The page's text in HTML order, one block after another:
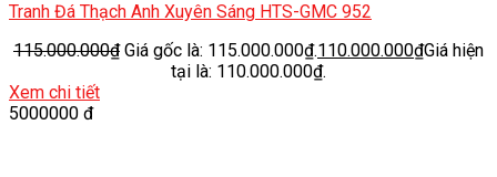
Tranh Đá Thạch Anh Xuyên Sáng HTS-GMC 952
115.000.000₫ Giá gốc là: 115.000.000₫.110.000.000₫Giá hiện
tại là: 110.000.000₫.
Xem chi tiết
5000000 đ